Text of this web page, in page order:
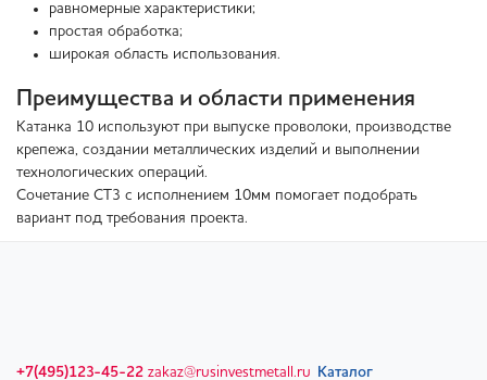
равномерные характеристики;
простая обработка;
широкая область использования.
Преимущества и области применения
Катанка 10 используют при выпуске проволоки, производстве
крепежа, создании металлических изделий и выполнении
технологических операций.
Сочетание СТ3 с исполнением 10мм помогает подобрать
вариант под требования проекта.
+7(495)123-45-22 zakaz@rusinvestmetall.ru
Каталог